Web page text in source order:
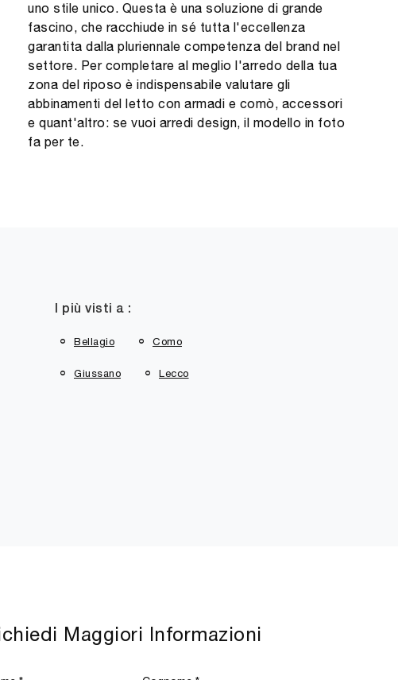
uno stile unico. Questa è una soluzione di grande
fascino, che racchiude in sé tutta l'eccellenza
garantita dalla pluriennale competenza del brand nel
settore. Per completare al meglio l'arredo della tua
zona del riposo è indispensabile valutare gli
abbinamenti del letto con armadi e comò, accessori
e quant'altro: se vuoi arredi design, il modello in foto
fa per te.
I più visti a :
Bellagio Como
Giussano Lecco
Maggiori Informazioni